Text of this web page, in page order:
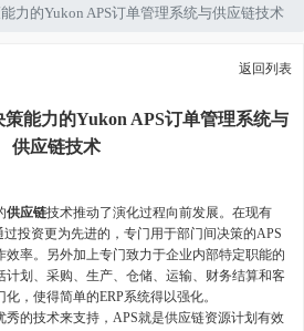
力的Yukon APS订单管理系统与供应链技术
返回列表
策能力的Yukon APS订单管理系统与
供应链技术
供应链技术推动了演化过程向前发展。在现有
投资更为先进的，专门用于部门间决策的APS
效率。另外加上专门致力于企业内部特定职能的
计划、采购、生产、仓储、运输、财务结算和客
，使得简单的ERP系统得以强化。
的技术来支持，APS就是供应链资源计划有效